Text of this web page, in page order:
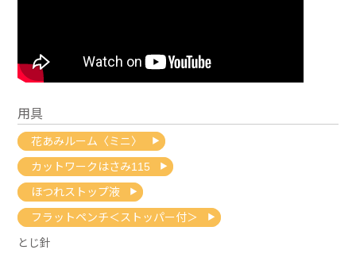
用具
花あみルーム〈ミニ〉
カットワークはさみ115
ほつれストップ液
フラットペンチ＜ストッパー付＞
とじ針